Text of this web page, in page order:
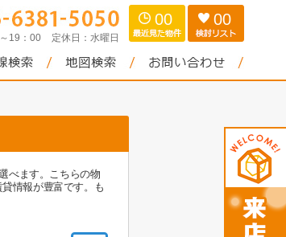
19：00 定休日： 水曜日
00 00
べます。こちらの物
情報が豊富です。も